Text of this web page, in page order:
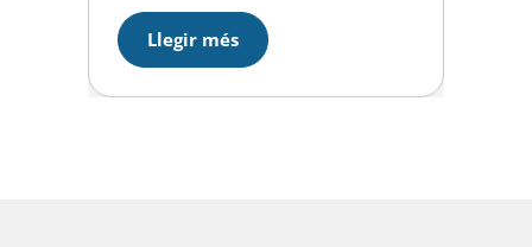
bàsquet de la Unió Esportiva
d’Horta. I si l’experiència encaixa,
podrà ser part de forma oficial
del nostre club i tant…
Llegir més